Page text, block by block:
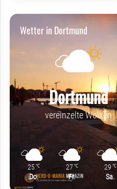
Wetter in Dortmund
Dortmund
vereinzelte Wolken
25 ℃
Do.
27 ℃
Fr.
29 ℃
Sa.